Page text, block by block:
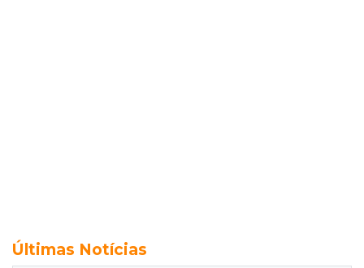
Últimas Notícias